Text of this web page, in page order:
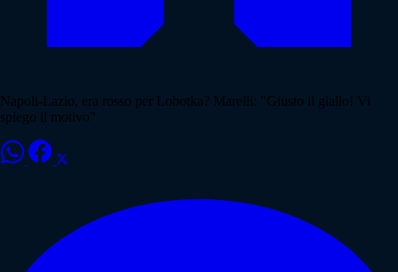
Napoli-Lazio, era rosso per Lobotka? Marelli: "Giusto il giallo! Vi
spiego il motivo"